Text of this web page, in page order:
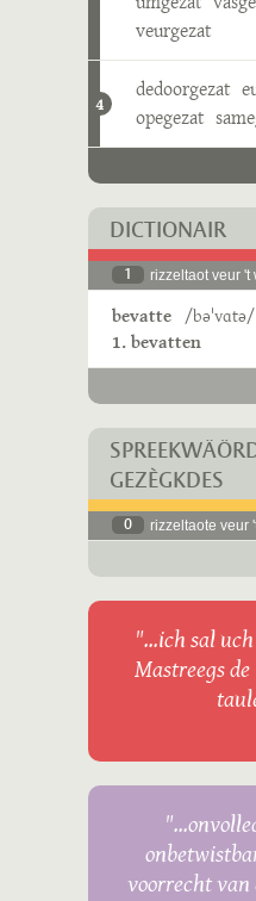
veurgezat
4
dedoorgezat
opegezat
DICTIONAIR
1 rizzeltaot veur 't
bevatte /bəˈvɑtə/
1. bevatten
GEZÈGKDES
0 rizzeltaote veur
"...ich sal
Mastreegs
voorrecht